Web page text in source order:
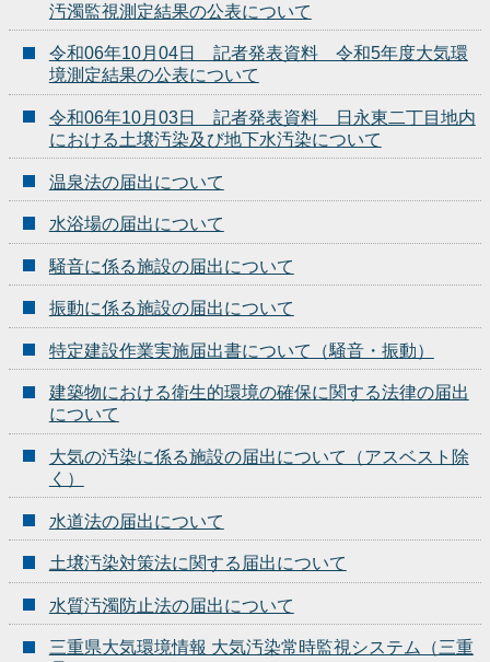
汚濁監視測定結果の公表について
令和06年10月04日 記者発表資料 令和5年度大気環
境測定結果の公表について
令和06年10月03日 記者発表資料 日永東二丁目地内
における土壌汚染及び地下水汚染について
温泉法の届出について
水浴場の届出について
騒音に係る施設の届出について
振動に係る施設の届出について
特定建設作業実施届出書について（騒音・振動）
建築物における衛生的環境の確保に関する法律の届出
について
大気の汚染に係る施設の届出について（アスベスト除
く）
水道法の届出について
土壌汚染対策法に関する届出について
水質汚濁防止法の届出について
三重県大気環境情報 大気汚染常時監視システム（三重